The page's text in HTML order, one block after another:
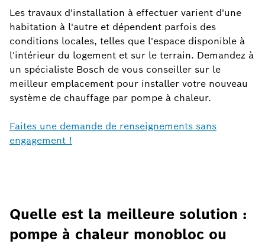
Les travaux d'installation à effectuer varient d'une
habitation à l'autre et dépendent parfois des
conditions locales, telles que l'espace disponible à
l'intérieur du logement et sur le terrain. Demandez à
un spécialiste Bosch de vous conseiller sur le
meilleur emplacement pour installer votre nouveau
système de chauffage par pompe à chaleur.
Faites une demande de renseignements sans
engagement !
Quelle est la meilleure solution :
pompe à chaleur monobloc ou